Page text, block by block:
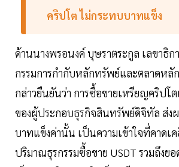
คริปโต ไม่กระทบบาทแข็ง
ด้านนางพรอนงค์ บุษราตระกูล เลขาธิ
กรรมการกำกับหลักทรัพย์และตลาดหลั
กล่าวยืนยันว่า การซื้อขายเหรียญคริปโ
ของผู้ประกอบธุรกิจสินทรัพย์ดิจิทัล ส่ง
บาทแข็งค่านั้น เป็นความเข้าใจที่คาดเ
ปริมาณธุรกรรมซื้อขาย USDT รวมถึงย